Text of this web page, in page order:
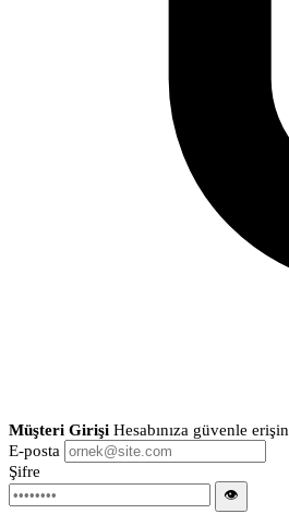
Müşteri Girişi Hesabınıza güvenle erişin
E-posta
Şifre
👁